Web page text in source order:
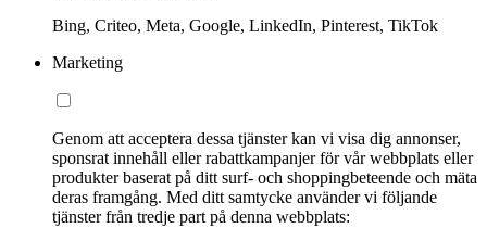
Bing, Criteo, Meta, Google, LinkedIn, Pinterest, TikTok
Marketing
Genom att acceptera dessa tjänster kan vi visa dig annonser,
sponsrat innehåll eller rabattkampanjer för vår webbplats eller
produkter baserat på ditt surf- och shoppingbeteende och mäta
deras framgång. Med ditt samtycke använder vi följande
tjänster från tredje part på denna webbplats: